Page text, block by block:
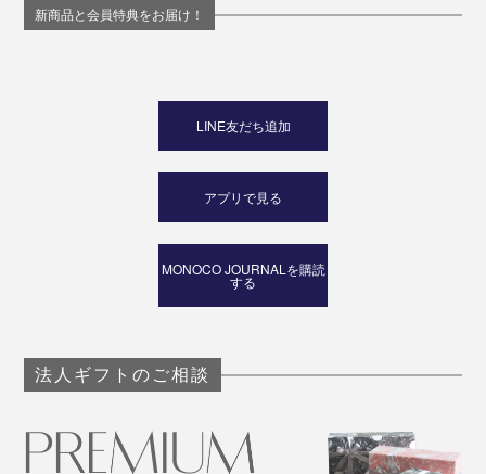
新商品と会員特典をお届け！
LINE友だち追加
アプリで見る
MONOCO JOURNALを購読
する
法人ギフトのご相談